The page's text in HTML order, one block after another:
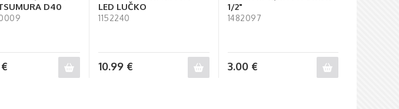
D40
€
LED LUČKO
1152240
10.99 €
1/2"
1482097
3.00 €